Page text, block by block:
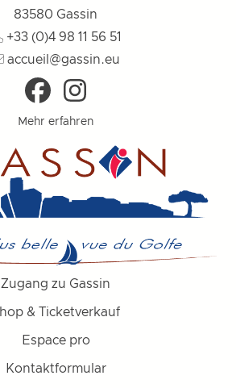
83580 Gassin
+33 (0)4 98 11 56 51
accueil@gassin.eu
Mehr erfahren
Zugang zu Gassin
& Ticketverkauf
Espace pro
Kontaktformular